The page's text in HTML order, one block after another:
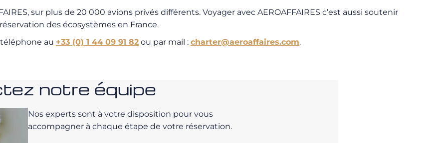
sur plus de 20 000 avions privés différents. Voyager avec AEROAFFAIRES c’est aussi soutenir
des écosystèmes en France.
au +33 (0) 1 44 09 91 82 ou par mail : charter@aeroaffaires.com.
notre équipe
Nos experts sont à votre disposition pour vous
accompagner à chaque étape de votre réservation.